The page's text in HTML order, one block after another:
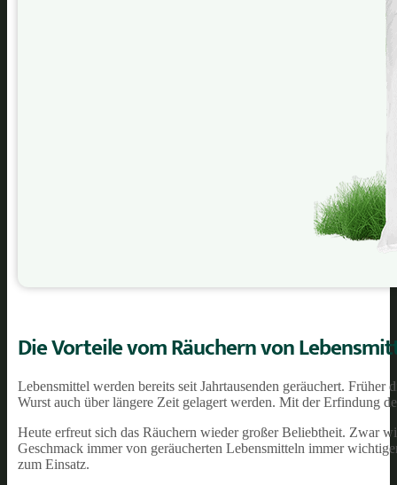
Die Vorteile vom Räuchern von
Lebensmittel werden bereits seit Jahrtausenden geräuchert.
Wurst auch über längere Zeit gelagert werden. Mit der Erfindung
Heute erfreut sich das Räuchern wieder großer Beliebtheit. Zwar
Geschmack immer von geräucherten Lebensmitteln immer
zum Einsatz.